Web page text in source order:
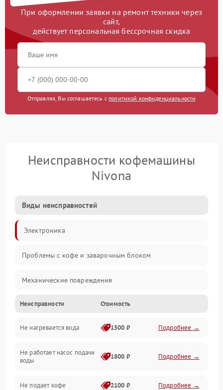
При оформлении заявки на ремонт техники через
сайт,
действует персональная бессрочная скидка
Отправляя, Вы соглашаетесь с политикой конфиденциальности
Неисправности кофемашины
Nivona
Виды неисправностей
Электроника
Проблемы с кофе и заварочным блоком
Механические повреждения
Прочие неисправности
Включение и работа
Проблемы с водой
Проблемы с капучинатором и паром
Неисправности Стоимость
Не нагревается вода 1500 ₽ Подробнее →
Не работает насос подачи
воды
1800 ₽ Подробнее →
Не подает кофе 2100 ₽ Подробнее →